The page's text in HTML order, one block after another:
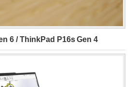
6 / ThinkPad P16s Gen 4